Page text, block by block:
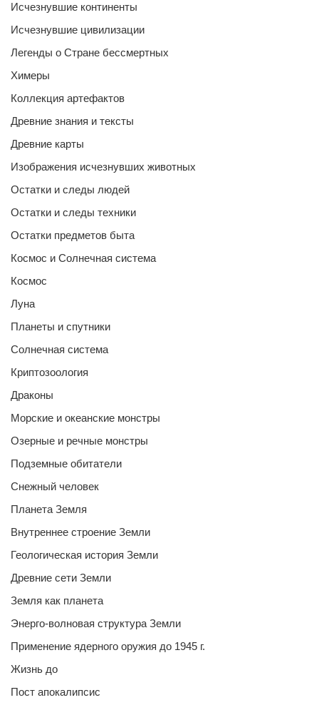
Исчезнувшие континенты
Исчезнувшие цивилизации
Легенды о Стране бессмертных
Химеры
Коллекция артефактов
Древние знания и тексты
Древние карты
Изображения исчезнувших животных
Остатки и следы людей
Остатки и следы техники
Остатки предметов быта
Космос и Солнечная система
Космос
Луна
Планеты и спутники
Солнечная система
Криптозоология
Драконы
Морские и океанские монстры
Озерные и речные монстры
Подземные обитатели
Снежный человек
Планета Земля
Внутреннее строение Земли
Геологическая история Земли
Древние сети Земли
Земля как планета
Энерго-волновая структура Земли
Применение ядерного оружия до 1945 г.
Жизнь до
Пост апокалипсис